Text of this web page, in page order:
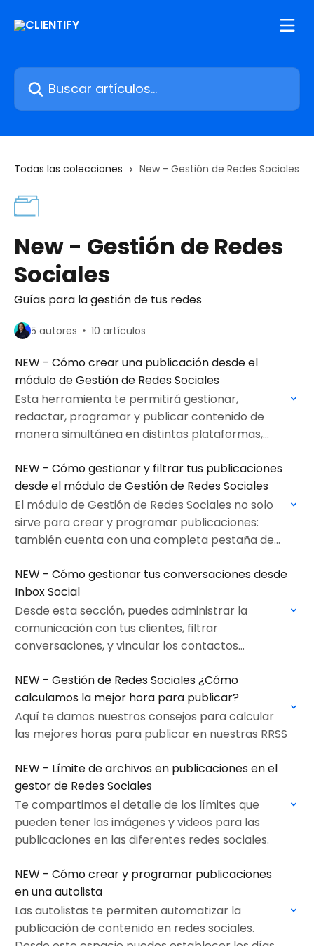
Buscar artículos...
Todas las colecciones New - Gestión de Redes Sociales
New - Gestión de Redes
Sociales
Guías para la gestión de tus redes
5 autores 10 artículos
NEW - Cómo crear una publicación desde el
módulo de Gestión de Redes Sociales
Esta herramienta te permitirá gestionar,
redactar, programar y publicar contenido de
manera simultánea en distintas plataformas,
tu comunicación digital.
NEW - Cómo gestionar y filtrar tus publicaciones
desde el módulo de Gestión de Redes Sociales
El módulo de Gestión de Redes Sociales no solo
sirve para crear y programar publicaciones:
también cuenta con una completa pestaña de
administrar todos…
NEW - Cómo gestionar tus conversaciones desde
Inbox Social
Desde esta sección, puedes administrar la
comunicación con tus clientes, filtrar
conversaciones, y vincular los contactos
mostramos cómo funciona paso a paso.
NEW - Gestión de Redes Sociales ¿Cómo
calculamos la mejor hora para publicar?
Aquí te damos nuestros consejos para calcular
las mejores horas para publicar en nuestras RRSS
NEW - Límite de archivos en publicaciones en el
gestor de Redes Sociales
Te compartimos el detalle de los límites que
pueden tener las imágenes y videos para las
publicaciones en las diferentes redes sociales.
NEW - Cómo crear y programar publicaciones
en una autolista
Las autolistas te permiten automatizar la
publicación de contenido en redes sociales.